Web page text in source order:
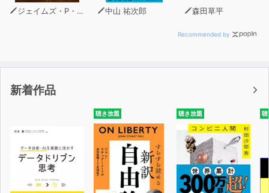
ジェイムズ・P・ホーガン 中山 祐次郎 森田草平
Recommended by
新着作品
聴き放題 聴き放題 聴